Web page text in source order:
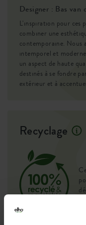
Designer : Bas van
L'inspiration pour ces
combiner une
contemporaine. Nous
intemporel et
un aspect de haute
destinés à se fondre
extérieur et à
Recyclage